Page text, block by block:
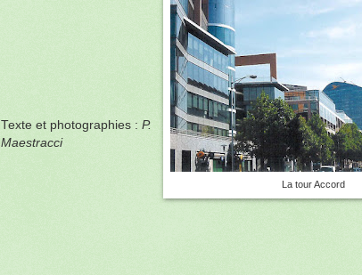
La tour Accord
Texte et photographies : P.
Maestracci